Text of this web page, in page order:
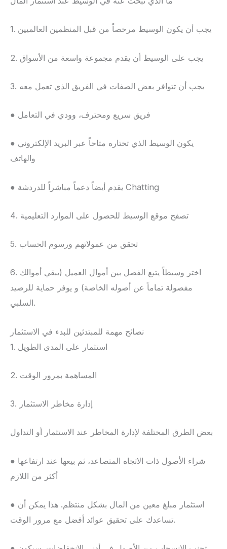
1. يجب أن يكون الوسيط مرخصاً من قبل المنظمين العالميين
2. يجب على الوسيط أن يقدم مجموعة واسعة من الأسواق
3. يجب أن تتوافر بعض الصفات في الفريق الذي تعمل معه
● فريق سريع ومحترف، وودي في التعامل
● يكون الوسيط الذي تختاره متاحاً عبر البريد الإلكتروني
والهاتف
● يقدم أيضاً دعماً مباشراً للدردشة Chatting
4. تصفح موقع الوسيط للحصول على الموارد التعليمية
5. تحقق من عمولاتهم ورسوم الحساب
6. اختر وسيطاً يتبع الفصل بين أموال العميل (يبقي أموالك
مفصولة تماماً عن أصوله الخاصة) و يوفر حماية للرصيد
السلبي.
نصائح مهمة للمبتدئين للبدء في الاستثمار
1. استثمار على المدى الطويل
2. المساهمة بمرور الوقت
3. إدارة مخاطر الاستثمار
بعض الطرق المختلفة لإدارة المخاطر عند الاستثمار أو التداول
● شراء الأصول ذات الاتجاه المتصاعد، ثم بيعها عند ارتفاعها
أكثر من اللازم
● استثمار مبلغ معين من المال بشكل منتظم. هذا يمكن أن
تساعدك على تحقيق عوائد أفضل مع مرور الوقت.